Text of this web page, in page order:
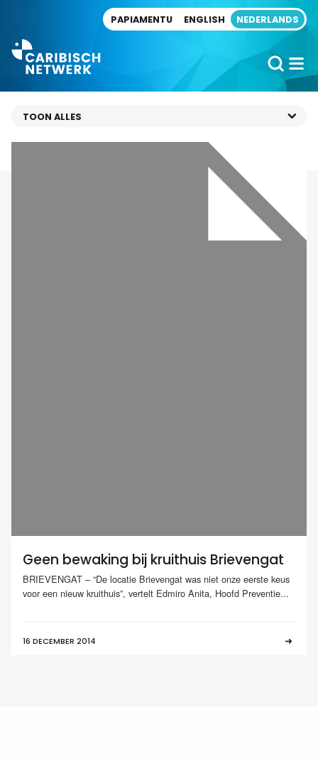
PAPIAMENTU ENGLISH NEDERLANDS
Geen bewaking bij kruithuis Brievengat
BRIEVENGAT – “De locatie Brievengat was niet onze eerste keus
voor een nieuw kruithuis”, vertelt Edmiro Anita, Hoofd Preventie...
16 DECEMBER 2014